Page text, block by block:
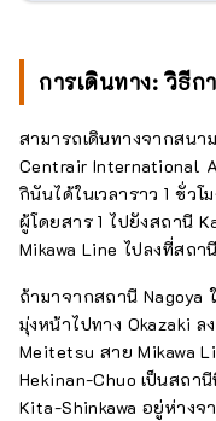
การเดินทาง: วิธีก
สามารถเดินทางจากสนา
Centrair International
กินันได้ในเวลาราว 1 ชั่ว
ผู้โดยสาร 1 ไปยังสถานี
Mikawa Line ไปลงที่สถา
ถ้ามาจากสถานี Nagoya
มุ่งหน้าไปทาง Okazaki
Meitetsu สาย Mikawa
Hekinan-Chuo เป็นสถ
Kita-Shinkawa อยู่ห่าง